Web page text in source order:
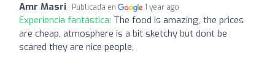
Amr Masri Publicada en 1 year ago
Experiencia fantástica: The food is amazing, the prices
are cheap, atmosphere is a bit sketchy but dont be
scared they are nice people,